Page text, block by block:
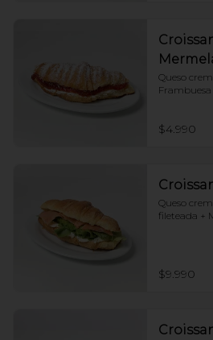
Queso
Frambuesa
$4.990
Queso
fileteada +
$9.990